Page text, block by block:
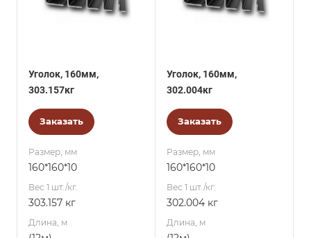
Уголок, 160мм,
303.157кг
Заказать
Размер, мм
160*160*10
Вес 1 шт./кг.
303.157 кг
Длина, м
Уголок, 160мм,
302.004кг
Заказать
Размер, мм
160*160*10
Вес 1 шт./кг.
302.004 кг
Длина, м